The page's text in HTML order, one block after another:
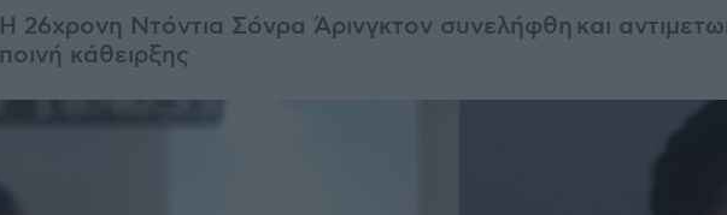
Η 26χρονη Ντόντια Σόνρα Άρινγκτον συνελήφθη και
ποινή κάθειρξης